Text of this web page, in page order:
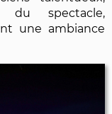
du spectacle,
une ambiance